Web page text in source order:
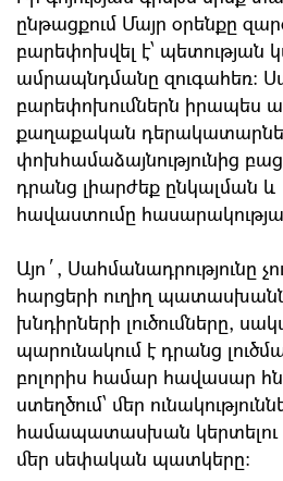
ընթացքում Մայր օրենքը
բարեփոխվել է՝ պետության
ամրապնդմանը զուգահեռ։
բարեփոխումներն իրապես
քաղաքական
փոխհամաձայնությունից
դրանց լիարժեք ընկալման
հավաստումը
Այո´, Սահմանադրությունը
հարցերի ուղիղ
խնդիրների լուծումները,
պարունակում է դրանց
բոլորիս համար հավասար
ստեղծում՝ մեր
համապատասխան
մեր սեփական պատկերը: